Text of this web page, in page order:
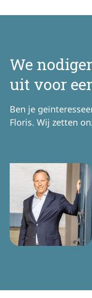
We
uit voor
Ben je
Floris. Wij zetten